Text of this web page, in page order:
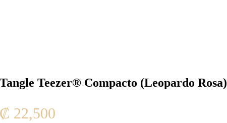
Tangle Teezer® Compacto (Leopardo Rosa)
₡ 22,500